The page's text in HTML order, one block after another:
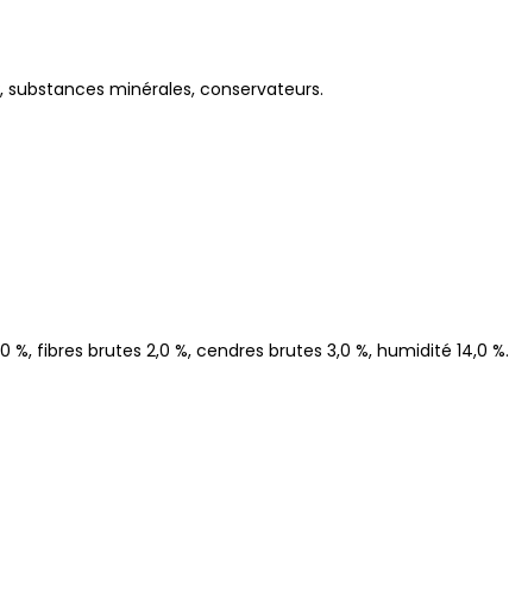
substances minérales, conservateurs.
fibres brutes 2,0 %, cendres brutes 3,0 %, humidité 14,0 %.